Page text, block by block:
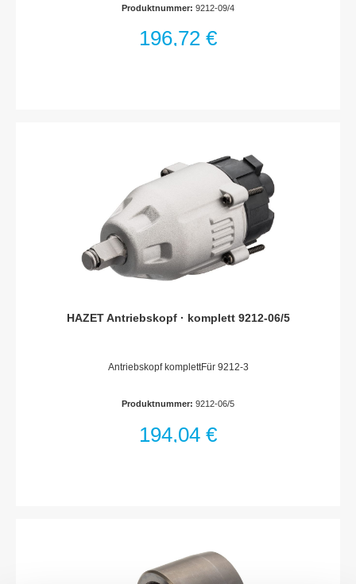
Produktnummer: 9212-09/4
196,72 €
HAZET Antriebskopf · komplett 9212-06/5
Antriebskopf komplettFür 9212-3
Produktnummer: 9212-06/5
194,04 €